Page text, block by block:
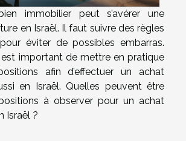
immobilier peut s’avérer une
en Israël. Il faut suivre des règles
éviter de possibles embarras.
important de mettre en pratique
afin d’effectuer un achat
en Israël. Quelles peuvent être
à observer pour un achat
Israël ?